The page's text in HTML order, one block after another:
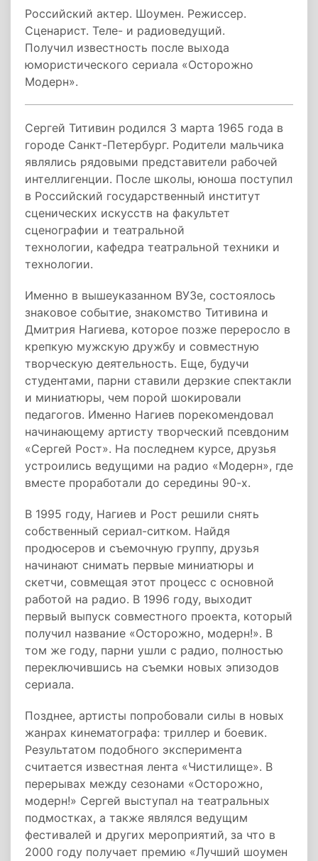
Российский актер. Шоумен. Режиссер.
Сценарист. Теле- и радиоведущий.
Получил известность после выхода
юмористического сериала «Осторожно
Модерн».
Сергей Титивин родился 3 марта 1965 года в
городе Санкт-Петербург. Родители мальчика
являлись рядовыми представители рабочей
интеллигенции. После школы, юноша поступил
в Российский государственный институт
сценических искусств на факультет
сценографии и театральной
технологии, кафедра театральной техники и
технологии.
Именно в вышеуказанном ВУЗе, состоялось
знаковое событие, знакомство Титивина и
Дмитрия Нагиева, которое позже переросло в
крепкую мужскую дружбу и совместную
творческую деятельность. Еще, будучи
студентами, парни ставили дерзкие спектакли
и миниатюры, чем порой шокировали
педагогов. Именно Нагиев порекомендовал
начинающему артисту творческий псевдоним
«Сергей Рост». На последнем курсе, друзья
устроились ведущими на радио «Модерн», где
вместе проработали до середины 90-х.
В 1995 году, Нагиев и Рост решили снять
собственный сериал-ситком. Найдя
продюсеров и съемочную группу, друзья
начинают снимать первые миниатюры и
скетчи, совмещая этот процесс с основной
работой на радио. В 1996 году, выходит
первый выпуск совместного проекта, который
получил название «Осторожно, модерн!». В
том же году, парни ушли с радио, полностью
переключившись на съемки новых эпизодов
сериала.
Позднее, артисты попробовали силы в новых
жанрах кинематографа: триллер и боевик.
Результатом подобного эксперимента
считается известная лента «Чистилище». В
перерывах между сезонами «Осторожно,
модерн!» Сергей выступал на театральных
подмостках, а также являлся ведущим
фестивалей и других мероприятий, за что в
2000 году получает премию «Лучший шоумен